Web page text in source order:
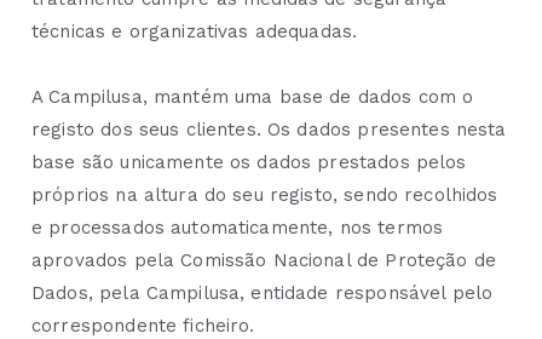
técnicas e organizativas adequadas.
A Campilusa, mantém uma base de dados com o
registo dos seus clientes. Os dados presentes nesta
base são unicamente os dados prestados pelos
próprios na altura do seu registo, sendo recolhidos
e processados automaticamente, nos termos
aprovados pela Comissão Nacional de Proteção de
Dados, pela Campilusa, entidade responsável pelo
correspondente ficheiro.